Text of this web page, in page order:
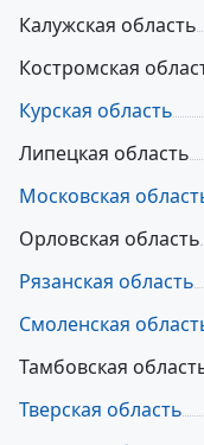
Калужская область
Костромская
Курская область
Липецкая область
Московская
Орловская область
Рязанская область
Смоленская
Тамбовская
Тверская область